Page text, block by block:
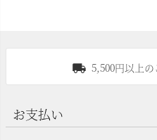
5,500円以上
お支払い